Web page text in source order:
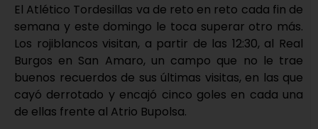
El Atlético Tordesillas va de reto en reto cada fin de
semana y este domingo le toca superar otro más.
Los rojiblancos visitan, a partir de las 12:30, al Real
Burgos en San Amaro, un campo que no le trae
buenos recuerdos de sus últimas visitas, en las que
cayó derrotado y encajó cinco goles en cada una
de ellas frente al Atrio Bupolsa.